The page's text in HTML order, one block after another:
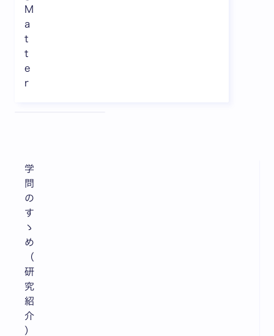
M
a
t
t
e
r
学
問
の
す
ゝ
め
（
研
究
紹
介
）